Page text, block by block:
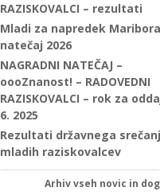
RAZISKOVALCI – rezultati
Mladi za napredek
natečaj 2026
NAGRADNI NATEČAJ –
oooZnanost! – RADOVEDNI
RAZISKOVALCI – rok za
6. 2025
Rezultati državnega
mladih raziskovalcev
Arhiv vseh novic in